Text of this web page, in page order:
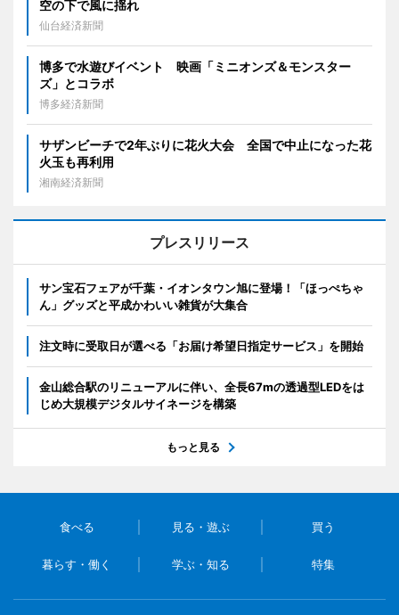
空の下で風に揺れ
仙台経済新聞
博多で水遊びイベント 映画「ミニオンズ＆モンスター
ズ」とコラボ
博多経済新聞
サザンビーチで2年ぶりに花火大会 全国で中止になった花
火玉も再利用
湘南経済新聞
プレスリリース
サン宝石フェアが千葉・イオンタウン旭に登場！「ほっぺちゃ
ん」グッズと平成かわいい雑貨が大集合
注文時に受取日が選べる「お届け希望日指定サービス」を開始
金山総合駅のリニューアルに伴い、全長67mの透過型LEDをは
じめ大規模デジタルサイネージを構築
もっと見る
食べる 見る・遊ぶ 買う
暮らす・働く 学ぶ・知る 特集